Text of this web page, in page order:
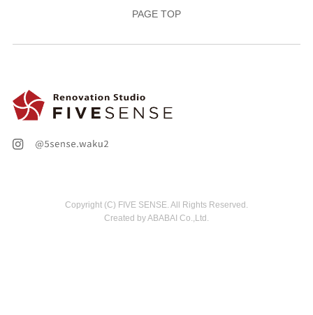
PAGE TOP
Copyright (C) FIVE SENSE. All Rights Reserved.
Created by ABABAI Co.,Ltd.